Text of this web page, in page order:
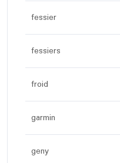
fessier
fessiers
froid
garmin
geny